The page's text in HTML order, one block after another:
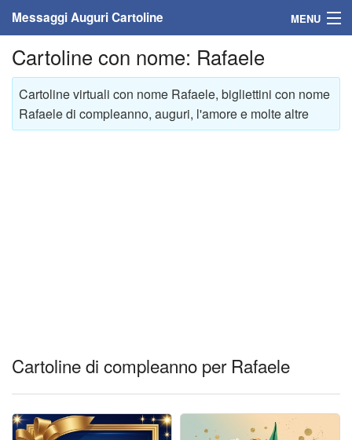
Messaggi Auguri Cartoline MENU
Home
Messaggi
Cartoline
Cartoline giorni settimana
Cartoline musicali
Cartoline animate
Cartoline con nome: Rafaele
Cartoline virtuali con nome Rafaele, bigliettini con nome
Rafaele di compleanno, auguri, l'amore e molte altre
Cartoline di compleanno per Rafaele